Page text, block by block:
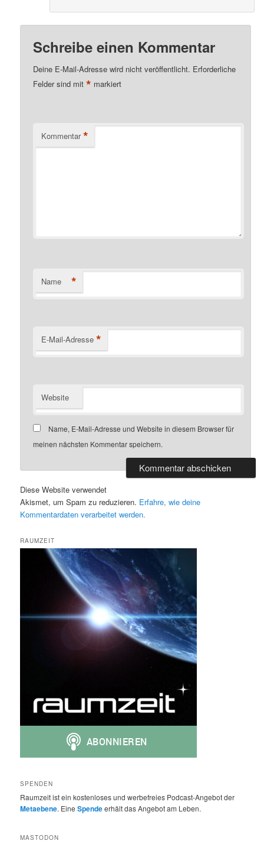
Schreibe einen Kommentar
Deine E-Mail-Adresse wird nicht veröffentlicht. Erforderliche
Felder sind mit* markiert
Kommentar *
Name *
E-Mail-Adresse *
Website
Name, E-Mail-Adresse und Website in diesem Browser für
meinen nächsten Kommentar speichern.
Diese Website verwendet
Akismet, um Spam zu reduzieren. Erfahre, wie deine
Kommentardaten verarbeitet werden.
RAUMZEIT
SPENDEN
Raumzeit ist ein kostenloses und werbefreies Podcast-Angebot der
Metaebene. EineSpendeerhält das Angebot am Leben.
MASTODON